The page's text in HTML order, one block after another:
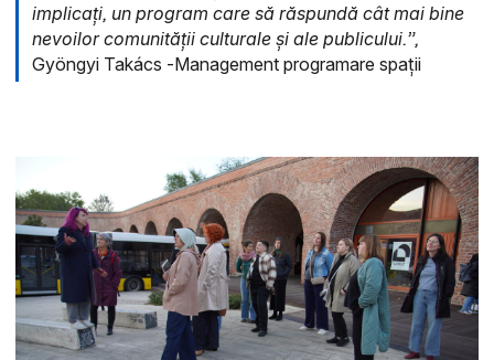
implicați, un program care să răspundă cât mai bine
nevoilor comunității culturale și ale publicului.”,
Gyöngyi Takács -Management programare spații